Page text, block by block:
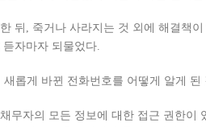
뒤, 죽거나 사라지는 것 외에 해결책
자마자 되물었다.
롭게 바뀐 전화번호를 어떻게 알게 된
무자의 모든 정보에 대한 접근 권한이